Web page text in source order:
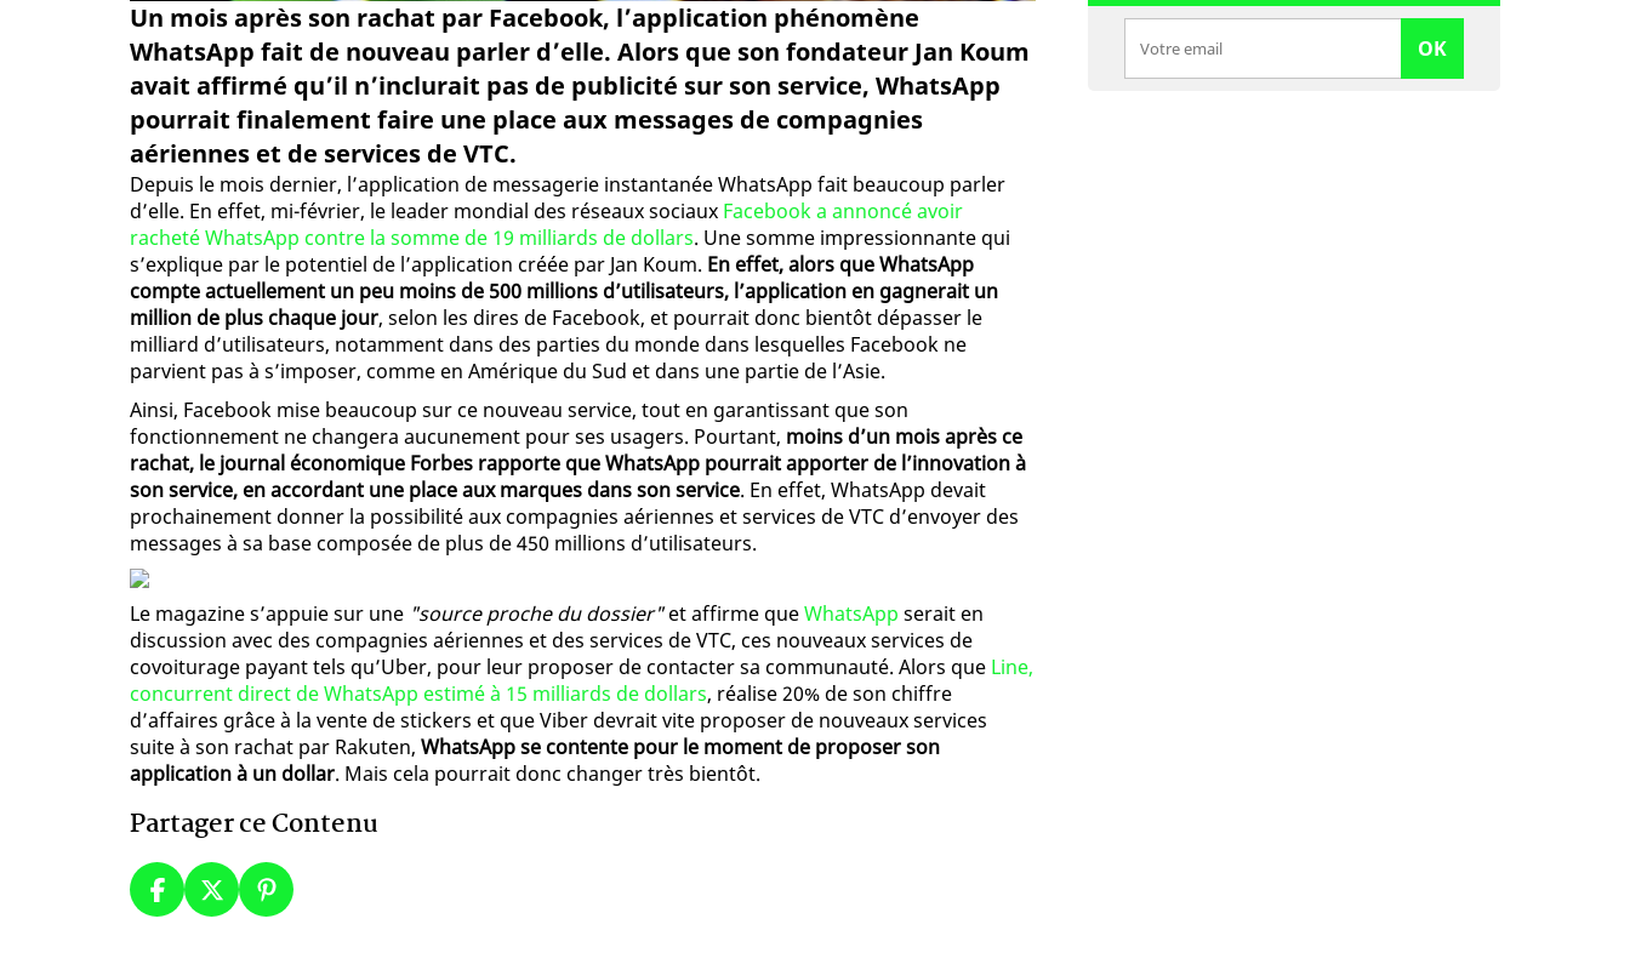
Un mois après son rachat par Facebook, l’application phénomène
WhatsApp fait de nouveau parler d’elle. Alors que son fondateur Jan Koum
avait affirmé qu’il n’inclurait pas de publicité sur son service, WhatsApp
pourrait finalement faire une place aux messages de compagnies
aériennes et de services de VTC.
Depuis le mois dernier, l’application de messagerie instantanée WhatsApp fait beaucoup parler
d’elle. En effet, mi-février, le leader mondial des réseaux sociaux Facebook a annoncé avoir
racheté WhatsApp contre la somme de 19 milliards de dollars. Une somme impressionnante qui
s’explique par le potentiel de l’application créée par Jan Koum. En effet, alors que WhatsApp
compte actuellement un peu moins de 500 millions d’utilisateurs, l’application en gagnerait un
million de plus chaque jour, selon les dires de Facebook, et pourrait donc bientôt dépasser le
milliard d’utilisateurs, notamment dans des parties du monde dans lesquelles Facebook ne
parvient pas à s’imposer, comme en Amérique du Sud et dans une partie de l’Asie.
Ainsi, Facebook mise beaucoup sur ce nouveau service, tout en garantissant que son
fonctionnement ne changera aucunement pour ses usagers. Pourtant, moins d’un mois après ce
rachat, le journal économique Forbes rapporte que WhatsApp pourrait apporter de l’innovation à
son service, en accordant une place aux marques dans son service. En effet, WhatsApp devait
prochainement donner la possibilité aux compagnies aériennes et services de VTC d’envoyer des
messages à sa base composée de plus de 450 millions d’utilisateurs.
Le magazine s’appuie sur une "source proche du dossier"et affirme queWhatsApp serait en
discussion avec des compagnies aériennes et des services de VTC, ces nouveaux services de
covoiturage payant tels qu’Uber, pour leur proposer de contacter sa communauté. Alors que Line,
concurrent direct de WhatsApp estimé à 15 milliards de dollars, réalise 20% de son chiffre
d’affaires grâce à la vente de stickers et que Viber devrait vite proposer de nouveaux services
suite à son rachat par Rakuten, WhatsApp se contente pour le moment de proposer son
application à un dollar. Mais cela pourrait donc changer très bientôt.
Partager ce Contenu
OK